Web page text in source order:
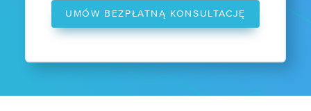
UMÓW BEZPŁATNĄ KONSULTACJĘ